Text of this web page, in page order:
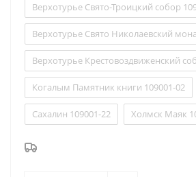
Верхотурье Свято-Троицкий собор
Верхотурье Свято Николаевский
Верхотурье Крестовоздвиженский
Когалым Памятник книги 109001-02
Сахалин 109001-22 Холмск Маяк